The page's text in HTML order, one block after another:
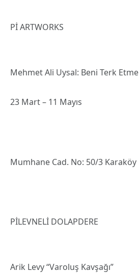
Pİ ARTWORKS
Mehmet Ali Uysal: Beni Terk Etme
23 Mart – 11 Mayıs
Mumhane Cad. No: 50/3 Karaköy
PİLEVNELİ DOLAPDERE
Arik Levy “Varoluş Kavşağı”